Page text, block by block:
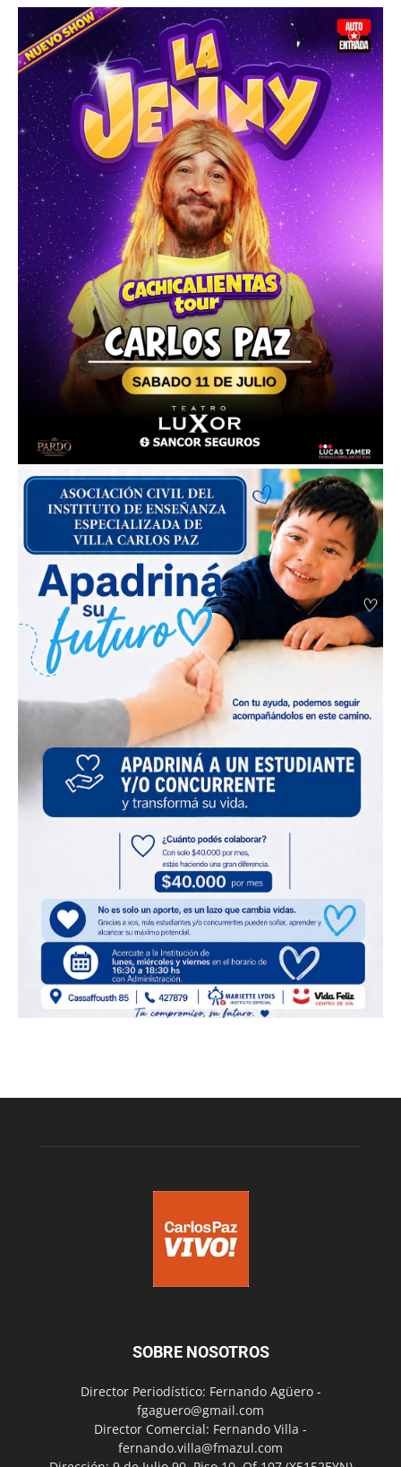
SOBRE NOSOTROS
Director Periodístico: Fernando Agüero -
fgaguero@gmail.com
Director Comercial: Fernando Villa -
fernando.villa@fmazul.com